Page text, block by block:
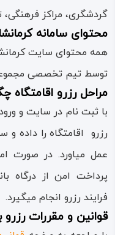
گردشگری، مراکز
محتوای سامانه
همه محتوای سایت
توسط تیم تخصصی
مراحل رزرو اقامتگاه
با ثبت نام در سایت و
رزرو اقامتگاه را داده و
عمل میاورد. در صورت
پرداخت امن از درگاه
فرایند رزرو انجام میگیرد.
قوانین و مقررات